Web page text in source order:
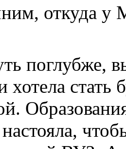
откуда у
поглубже,
стать